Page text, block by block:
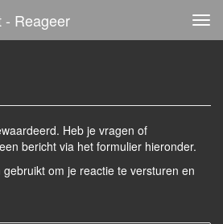
- Reageer
Heb je vragen of
bericht via het formulier hieronder.
om je reactie te versturen en